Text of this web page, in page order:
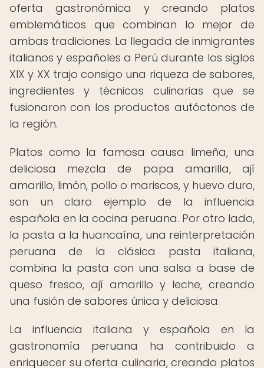
oferta gastronómica y creando platos
emblemáticos que combinan lo mejor de
ambas tradiciones. La llegada de inmigrantes
italianos y españoles a Perú durante los siglos
XIX y XX trajo consigo una riqueza de sabores,
ingredientes y técnicas culinarias que se
fusionaron con los productos autóctonos de
la región.
Platos como la famosa causa limeña, una
deliciosa mezcla de papa amarilla, ají
amarillo, limón, pollo o mariscos, y huevo duro,
son un claro ejemplo de la influencia
española en la cocina peruana. Por otro lado,
la pasta a la huancaína, una reinterpretación
peruana de la clásica pasta italiana,
combina la pasta con una salsa a base de
queso fresco, ají amarillo y leche, creando
una fusión de sabores única y deliciosa.
La influencia italiana y española en la
gastronomía peruana ha contribuido a
enriquecer su oferta culinaria, creando platos